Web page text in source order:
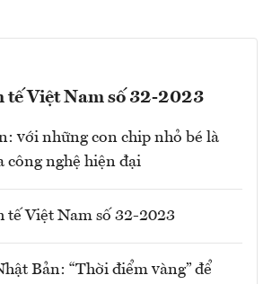
tế Việt Nam số 32-2023
với những con chip nhỏ bé là
công nghệ hiện đại
tế Việt Nam số 32-2023
Bản: “Thời điểm vàng” để